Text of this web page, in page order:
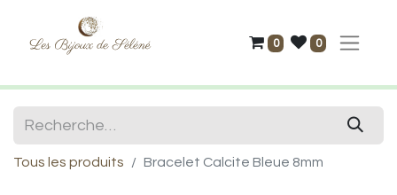
0 0
Tous les produits Bracelet Calcite Bleue 8mm